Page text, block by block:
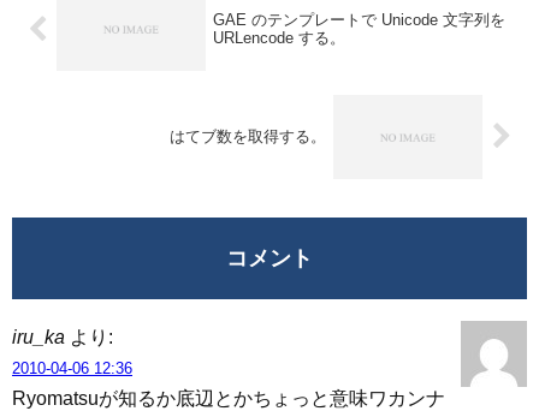
GAE のテンプレートで Unicode 文字列を
URLencode する。
はてブ数を取得する。
コメント
iru_ka より:
2010-04-06 12:36
Ryomatsuが知るか底辺とかちょっと意味ワカンナ